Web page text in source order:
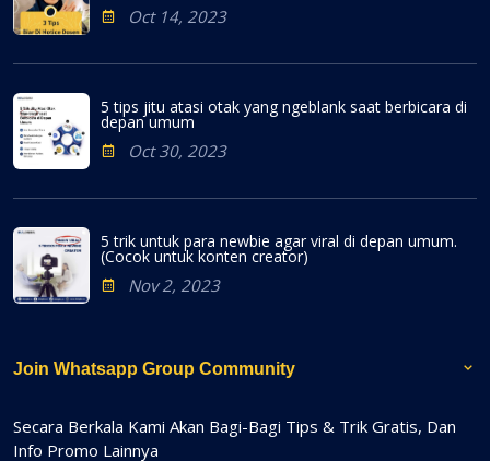
Oct 14, 2023
5 tips jitu atasi otak yang ngeblank saat berbicara di
depan umum
Oct 30, 2023
5 trik untuk para newbie agar viral di depan umum.
(Cocok untuk konten creator)
Nov 2, 2023
Join Whatsapp Group Community
Secara Berkala Kami Akan Bagi-Bagi Tips & Trik Gratis, Dan
Info Promo Lainnya